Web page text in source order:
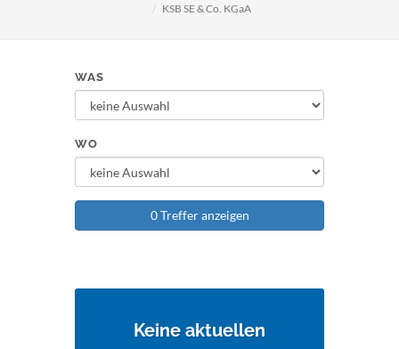
KSB SE & Co. KGaA
WAS
WO
0 Treffer anzeigen
Keine aktuellen